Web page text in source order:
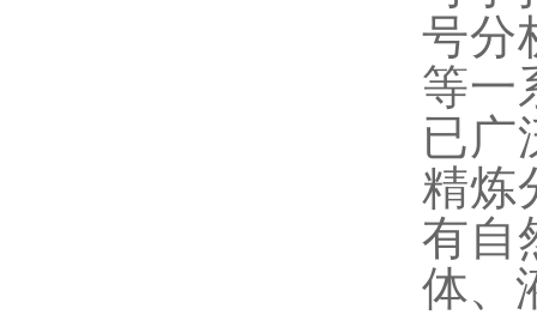
号分
等一
已广
精炼
有自
体、